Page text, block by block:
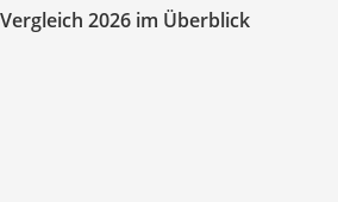
2026 im Überblick